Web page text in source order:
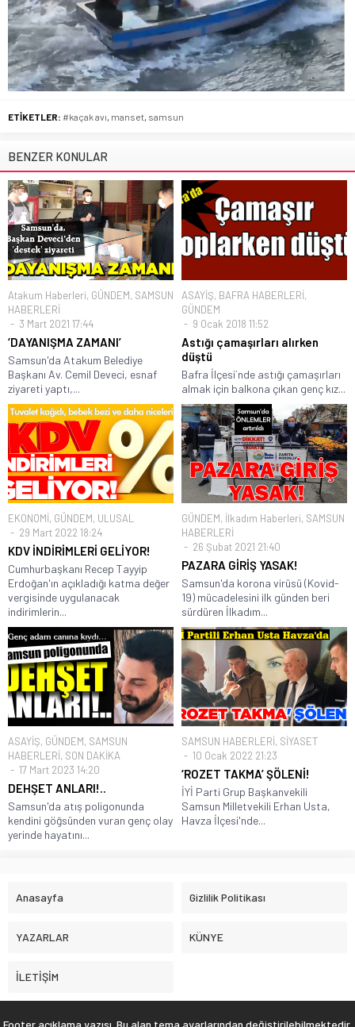
ETİKETLER: #kaçak avı, manset, samsun
BENZER KONULAR
Atakum Haberleri, GÜNDEM, SAMSUN
HABERLERİ
3 Mart 2021 17:44
‘DAYANIŞMA ZAMANI’
Samsun'da Atakum Belediye
Başkanı Av. Cemil Deveci, esnaf
ziyareti yaptı,...
ASAYİŞ, BAFRA HABERLERİ,
GÜNDEM
9 Ocak 2018 11:52
Astığı çamaşırları alırken
düştü
Bafra İlçesi`nde astığı çamaşırları
almak için balkona çıkan genç kız...
EKONOMİ, GÜNDEM, ULUSAL
29 Mart 2022 18:24
KDV İNDİRİMLERİ GELİYOR!
Cumhurbaşkanı Recep Tayyip
Erdoğan'ın açıkladığı katma değer
vergisinde uygulanacak
indirimlerin...
GÜNDEM, İlkadım Haberleri, SAMSUN
HABERLERİ
26 Şubat 2021 21:40
PAZARA GİRİŞ YASAK!
Samsun'da korona virüsü (Kovid-
19) mücadelesini ilk günden beri
sürdüren İlkadım...
ASAYİŞ, GÜNDEM, SAMSUN
HABERLERİ, SON DAKİKA
17 Mart 2023 14:20
DEHŞET ANLARI!..
Samsun'da atış poligonunda
kendini göğsünden vuran genç olay
yerinde hayatını...
SAMSUN HABERLERİ, SİYASET
10 Ocak 2022 21:23
‘ROZET TAKMA’ ŞÖLENİ!
İYİ Parti Grup Başkanvekili
Samsun Milletvekili Erhan Usta,
Havza İlçesi'nde...
Anasayfa Gizlilik Politikası
YAZARLAR KÜNYE
İLETİŞİM